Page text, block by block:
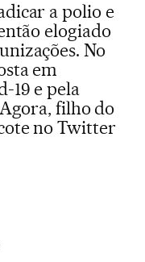
a polio e
elogiado
No
em
19 e pela
filho do
no Twitter